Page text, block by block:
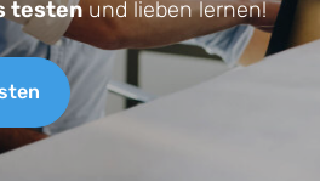
testenund lieben lernen!